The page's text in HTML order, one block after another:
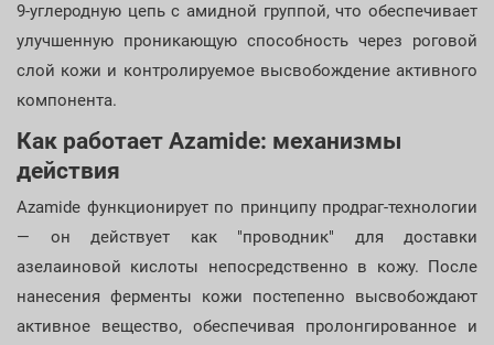
9-углеродную цепь с амидной группой, что обеспечивает
улучшенную проникающую способность через роговой
слой кожи и контролируемое высвобождение активного
компонента.
Как работает Azamide: механизмы
действия
Azamide функционирует по принципу продраг-технологии
— он действует как "проводник" для доставки
азелаиновой кислоты непосредственно в кожу. После
нанесения ферменты кожи постепенно высвобождают
активное вещество, обеспечивая пролонгированное и